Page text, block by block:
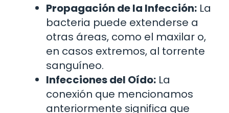
Propagación de la Infección: La
bacteria puede extenderse a
otras áreas, como el maxilar o,
en casos extremos, al torrente
sanguíneo.
Infecciones del Oído: La
conexión que mencionamos
anteriormente significa que